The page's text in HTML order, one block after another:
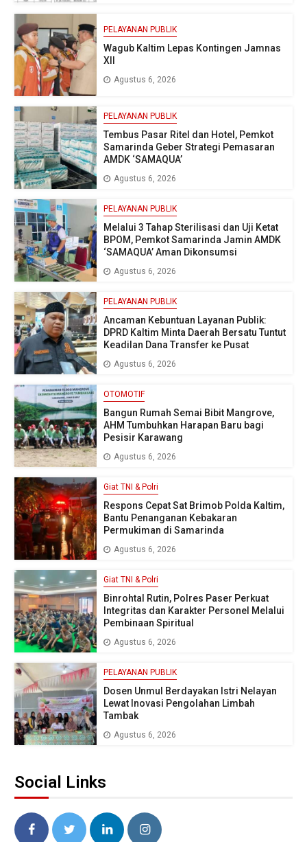
PELAYANAN PUBLIK
Wagub Kaltim Lepas Kontingen Jamnas
XII
Agustus 6, 2026
PELAYANAN PUBLIK
Tembus Pasar Ritel dan Hotel, Pemkot
Samarinda Geber Strategi Pemasaran
AMDK ‘SAMAQUA’
Agustus 6, 2026
PELAYANAN PUBLIK
Melalui 3 Tahap Sterilisasi dan Uji Ketat
BPOM, Pemkot Samarinda Jamin AMDK
‘SAMAQUA’ Aman Dikonsumsi
Agustus 6, 2026
PELAYANAN PUBLIK
Ancaman Kebuntuan Layanan Publik:
DPRD Kaltim Minta Daerah Bersatu Tuntut
Keadilan Dana Transfer ke Pusat
Agustus 6, 2026
OTOMOTIF
Bangun Rumah Semai Bibit Mangrove,
AHM Tumbuhkan Harapan Baru bagi
Pesisir Karawang
Agustus 6, 2026
Giat TNI & Polri
Respons Cepat Sat Brimob Polda Kaltim,
Bantu Penanganan Kebakaran
Permukiman di Samarinda
Agustus 6, 2026
Giat TNI & Polri
Binrohtal Rutin, Polres Paser Perkuat
Integritas dan Karakter Personel Melalui
Pembinaan Spiritual
Agustus 6, 2026
PELAYANAN PUBLIK
Dosen Unmul Berdayakan Istri Nelayan
Lewat Inovasi Pengolahan Limbah
Tambak
Agustus 6, 2026
Social Links